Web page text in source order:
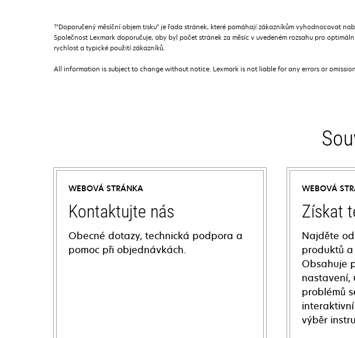
†”Doporučený měsíční objem tisku” je řada stránek, které pomáhají zákazníkům vyhodnocovat
Společnost Lexmark doporučuje, aby byl počet stránek za měsíc v uvedeném rozsahu pro
rychlost a typické použití zákazníků.
All information is subject to change without notice. Lexmark is not liable for any errors or
WEBOVÁ STRÁNKA
Kontaktujte nás
Obecné dotazy, technická podpora a
pomoc při objednávkách.
WEBOVÁ
Získat
Najděte
produktů
Obsahuje
nastavení,
problémů
výběr